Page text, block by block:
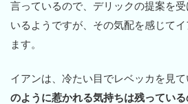
言っているので、デリックの提案を
いるようですが、その気配を感じて
ます。
イアンは、冷たい目でレベッカを見
のように惹かれる気持ちは残ってい